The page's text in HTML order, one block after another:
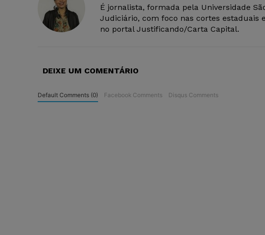
É jornalista, formada pela Universidade
Judiciário, com foco nas cortes estaduais
no portal Justificando/Carta Capital.
DEIXE UM COMENTÁRIO
Default Comments (0) Facebook Comments Disqus Comments